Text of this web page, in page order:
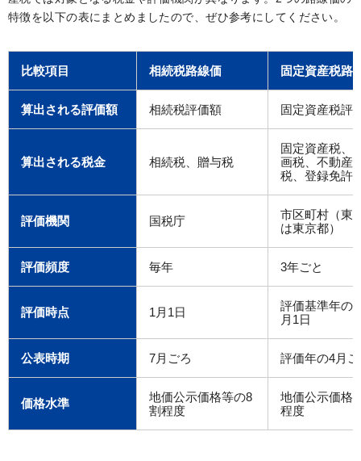
特徴を以下の表にまとめましたので、ぜひ参考にしてください。
比較項目 相続税路線価 固定資産税路
算出される評価額 相続税評価額 固定資産税評
算出される税金 相続税、贈与税
固定資産税、
画税、不動産
税、登録免許
評価機関 国税庁
市区町村（東
は東京都）
評価頻度 毎年 3年ごと
評価時点 1月1日
評価基準年の
月1日
公表時期 7月ごろ 評価年の4月
価格水準
地価公示価格等の8
割程度
地価公示価格
程度